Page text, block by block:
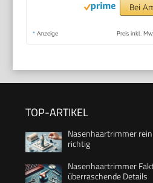
Bei
* Anzeige Preis inkl.
TOP-ARTIKEL
Nasenhaartrimmer
richtig
Nasenhaartrimmer
überraschende Details